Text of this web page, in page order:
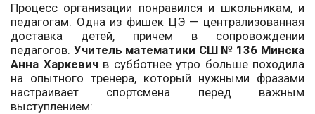
Процесс организации понравился и школьникам, и
педагогам. Одна из фишек ЦЭ — централизованная
доставка детей, причем в сопровождении
педагогов. Учитель математики СШ № 136 Минска
Анна Харкевичв субботнее утро больше походила
на опытного тренера, который нужными фразами
настраивает спортсмена перед важным
выступлением: